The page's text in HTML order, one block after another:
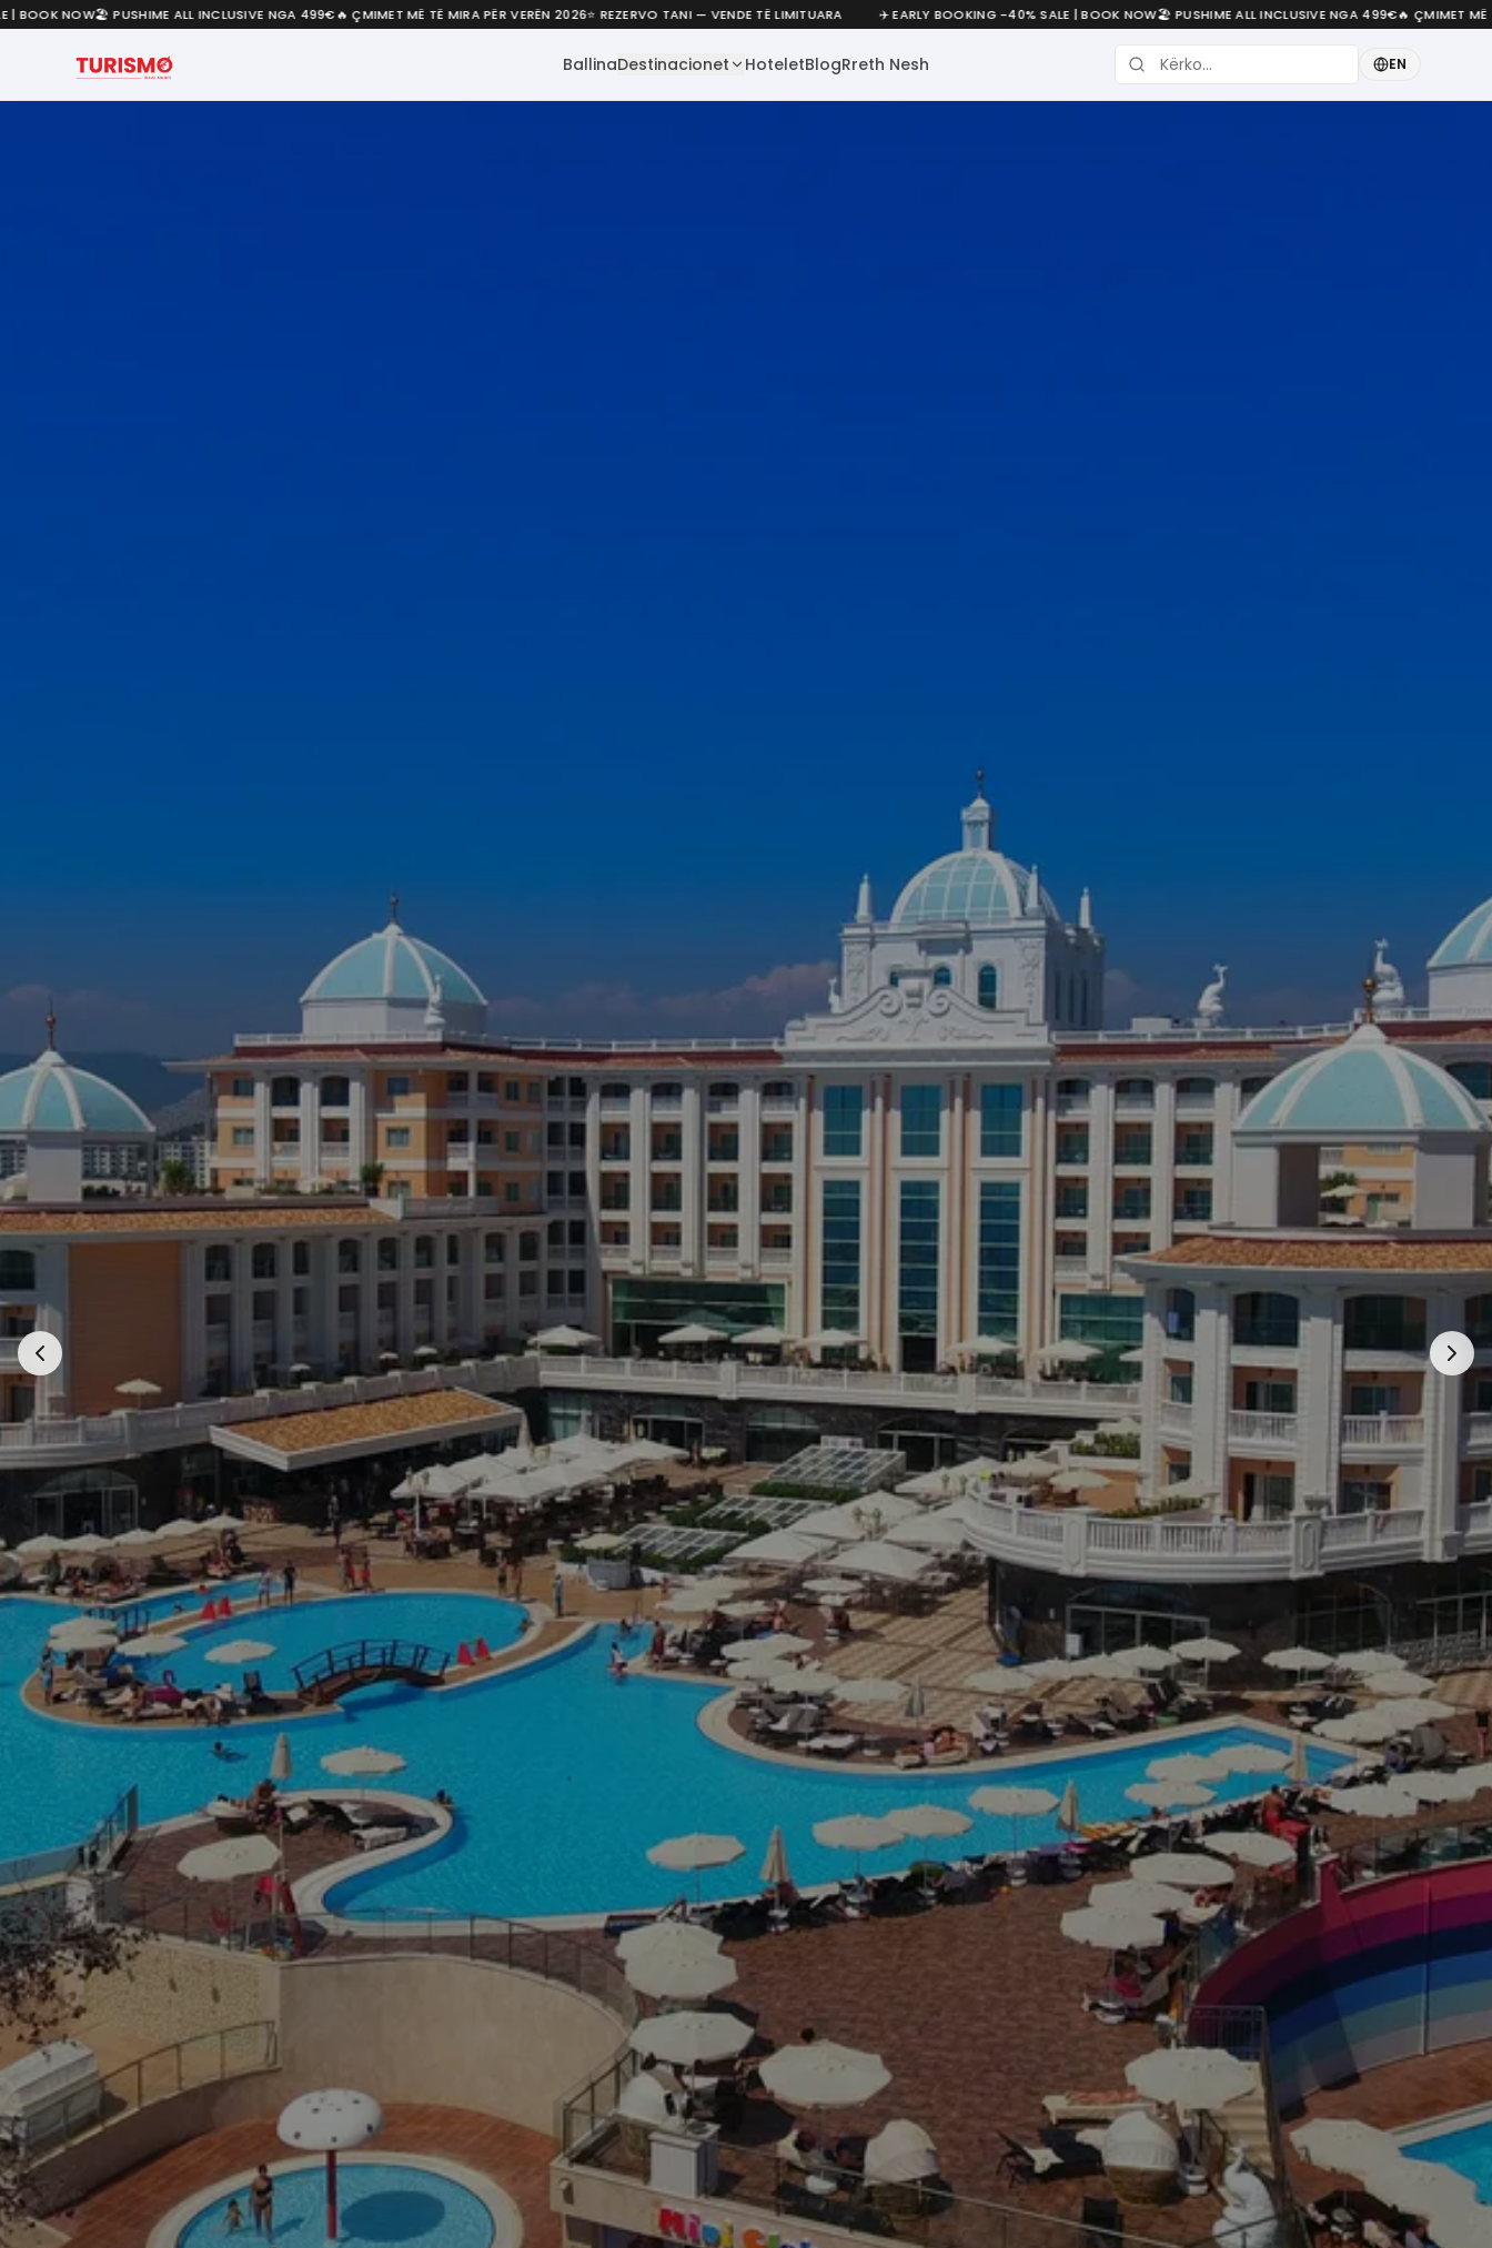
🏖️ PUSHIME ALL INCLUSIVE NGA 499€ 🔥 ÇMIMET MË TË MIRA PËR VERËN 2026⭐ REZERVO TANI — VENDE TË LIMITUARA ✈️ EARLY BOOKING -40% SALE | BOOK NOW🏖️ PUSHIME ALL INCLUSIVE NGA 499€ 🔥 ÇMIMET MË TË MIRA
BallinaDestinacionet HoteletBlogRreth Nesh EN